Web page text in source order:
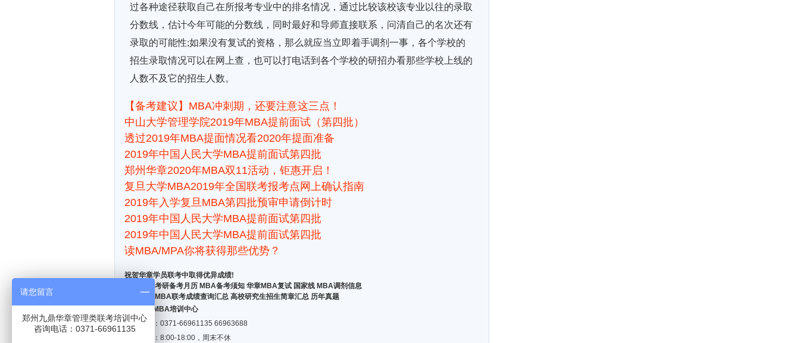
过各种途径获取自己在所报考专业中的排名情况，通过比较该校该专业以往的录取
分数线，估计今年可能的分数线，同时最好和导师直接联系，问清自己的名次还有
录取的可能性;如果没有复试的资格，那么就应当立即着手调剂一事，各个学校的
招生录取情况可以在网上查，也可以打电话到各个学校的研招办看那些学校上线的
人数不及它的招生人数。
【备考建议】MBA冲刺期，还要注意这三点！
中山大学管理学院2019年MBA提前面试（第四批）
透过2019年MBA提面情况看2020年提面准备
2019年中国人民大学MBA提前面试第四批
郑州华章2020年MBA双11活动，钜惠开启！
复旦大学MBA2019年全国联考报考点网上确认指南
2019年入学复旦MBA第四批预审申请倒计时
2019年中国人民大学MBA提前面试第四批
2019年中国人民大学MBA提前面试第四批
读MBA/MPA你将获得那些优势？
祝贺华章学员联考中取得优异成绩!
考研备考月历 MBA备考须知 华章MBA复试 国家线 MBA调剂信息
MBA联考成绩查询汇总 高校研究生招生简章汇总 历年真题
郑州华章MBA培训中心
咨询电话：0371-66961135 66963688
报名时间：8:00-18:00，周末不休
请您留言
郑州九鼎华章管理类联考培训中心
咨询电话：0371-66961135